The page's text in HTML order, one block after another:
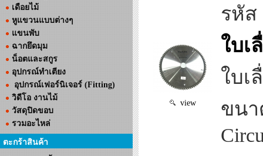
เดือยไม้
หูแขวนแบบต่างๆ
แขนพับ
ฉากยึดมุม
น็อตและสกูร
อุปกรณ์ทำเตียง
อุปกรณ์เฟอร์นิเจอร์ (Fitting)
วิดีโอ งานไม้
วัสดุปิดขอบ
รวมอะไหล่
ตะกร้าสินค้า
view
รหัส
ใบเ
ใบเ
ขนา